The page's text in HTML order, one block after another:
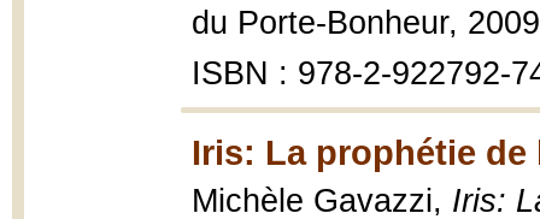
du Porte-Bonheur, 2009
ISBN : 978-2-922792-
Iris: La prophétie de
Michèle Gavazzi, Iris: